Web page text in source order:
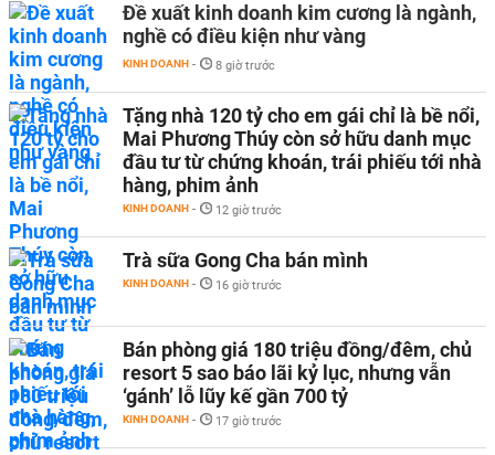
Đề xuất kinh doanh kim cương là ngành,
nghề có điều kiện như vàng
KINH DOANH - 8 giờ trước
Tặng nhà 120 tỷ cho em gái chỉ là bề nổi,
Mai Phương Thúy còn sở hữu danh mục
đầu tư từ chứng khoán, trái phiếu tới nhà
hàng, phim ảnh
KINH DOANH - 12 giờ trước
Trà sữa Gong Cha bán mình
KINH DOANH - 16 giờ trước
Bán phòng giá 180 triệu đồng/đêm, chủ
resort 5 sao báo lãi kỷ lục, nhưng vẫn
‘gánh’ lỗ lũy kế gần 700 tỷ
KINH DOANH - 17 giờ trước